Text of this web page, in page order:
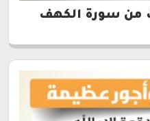
من سورة الكهف